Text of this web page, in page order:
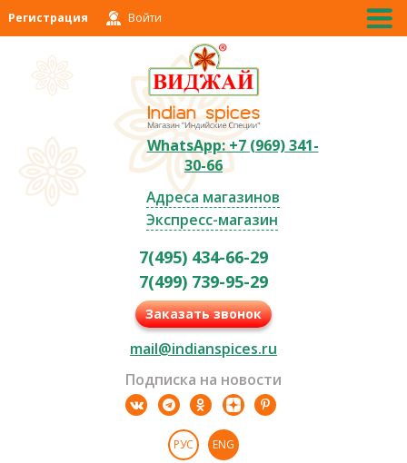
Регистрация Войти
WhatsApp: +7 (969) 341-
30-66
Адреса магазинов
Экспресс-магазин
7(495) 434-66-29
7(499) 739-95-29
Заказать звонок
mail@indianspices.ru
Подписка на новости
РУС ENG